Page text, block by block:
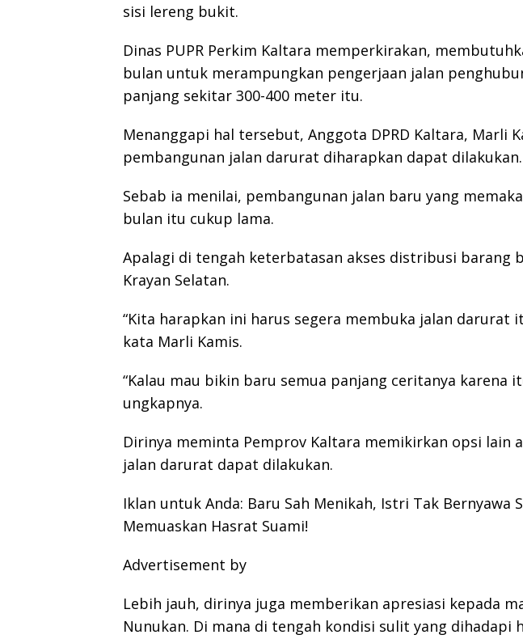
sisi lereng bukit.
Dinas PUPR Perkim Kaltara memperkirakan,
bulan untuk merampungkan pengerjaan jalan
panjang sekitar 300-400 meter itu.
Menanggapi hal tersebut, Anggota DPRD Kaltara, Marli
pembangunan jalan darurat diharapkan dapat dilakukan.
Sebab ia menilai, pembangunan jalan baru yang
bulan itu cukup lama.
Apalagi di tengah keterbatasan akses distribusi barang
Krayan Selatan.
“Kita harapkan ini harus segera membuka jalan darurat
kata Marli Kamis.
“Kalau mau bikin baru semua panjang ceritanya karena
ungkapnya.
Dirinya meminta Pemprov Kaltara memikirkan opsi lain
jalan darurat dapat dilakukan.
Iklan untuk Anda: Baru Sah Menikah, Istri Tak Bernyawa
Memuaskan Hasrat Suami!
Advertisement by
Lebih jauh, dirinya juga memberikan apresiasi kepada
Nunukan. Di mana di tengah kondisi sulit yang dihadapi